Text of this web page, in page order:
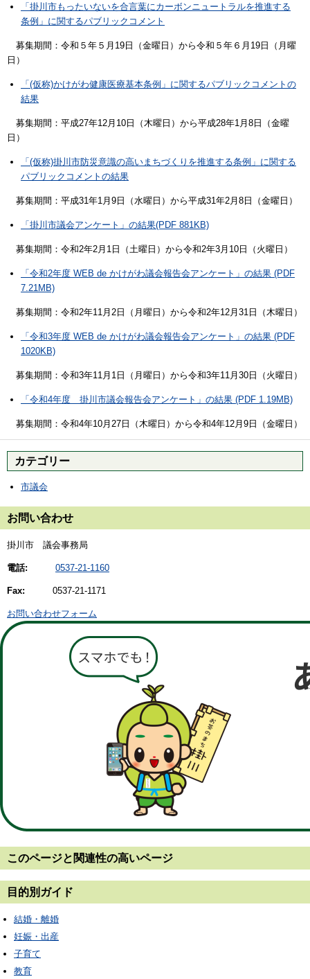
「掛川市もったいないを合言葉にカーボンニュートラルを推進する
条例」に関するパブリックコメント
募集期間：令和５年５月19日（金曜日）から令和５年６月19日（月曜
日）
「(仮称)かけがわ健康医療基本条例」に関するパブリックコメントの
結果
募集期間：平成27年12月10日（木曜日）から平成28年1月8日（金曜
日）
「(仮称)掛川市防災意識の高いまちづくりを推進する条例」に関する
パブリックコメントの結果
募集期間：平成31年1月9日（水曜日）から平成31年2月8日（金曜日）
「掛川市議会アンケート」の結果(PDF 881KB)
募集期間：令和2年2月1日（土曜日）から令和2年3月10日（火曜日）
「令和2年度 WEB de かけがわ議会報告会アンケート」の結果 (PDF
7.21MB)
募集期間：令和2年11月2日（月曜日）から令和2年12月31日（木曜日）
「令和3年度 WEB de かけがわ議会報告会アンケート」の結果 (PDF
1020KB)
募集期間：令和3年11月1日（月曜日）から令和3年11月30日（火曜日）
「令和4年度 掛川市議会報告会アンケート」の結果 (PDF 1.19MB)
募集期間：令和4年10月27日（木曜日）から令和4年12月9日（金曜日）
カテゴリー
市議会
お問い合わせ
掛川市 議会事務局
電話: 0537-21-1160
Fax: 0537-21-1171
お問い合わせフォーム
このページと 関連性の高いページ
目的別ガイド
結婚・離婚
妊娠・出産
子育て
教育